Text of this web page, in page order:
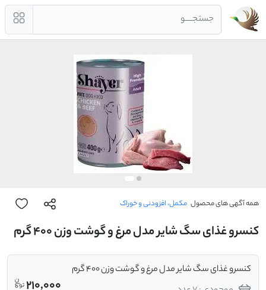
جستجــــو
همه آگهی های محصول مکمل، افزودنی و خوراک
کنسرو غذای سگ شایر مدل مرغ و گوشت وزن 400 گرم
کنسرو غذای سگ شایر مدل مرغ و گوشت وزن 400 گرم